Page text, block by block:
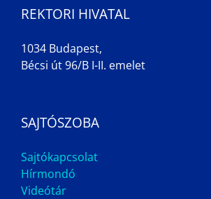
REKTORI HIVATAL
1034 Budapest,
Bécsi út 96/B I-II. emelet
SAJTÓSZOBA
Sajtókapcsolat
Hírmondó
Videótár